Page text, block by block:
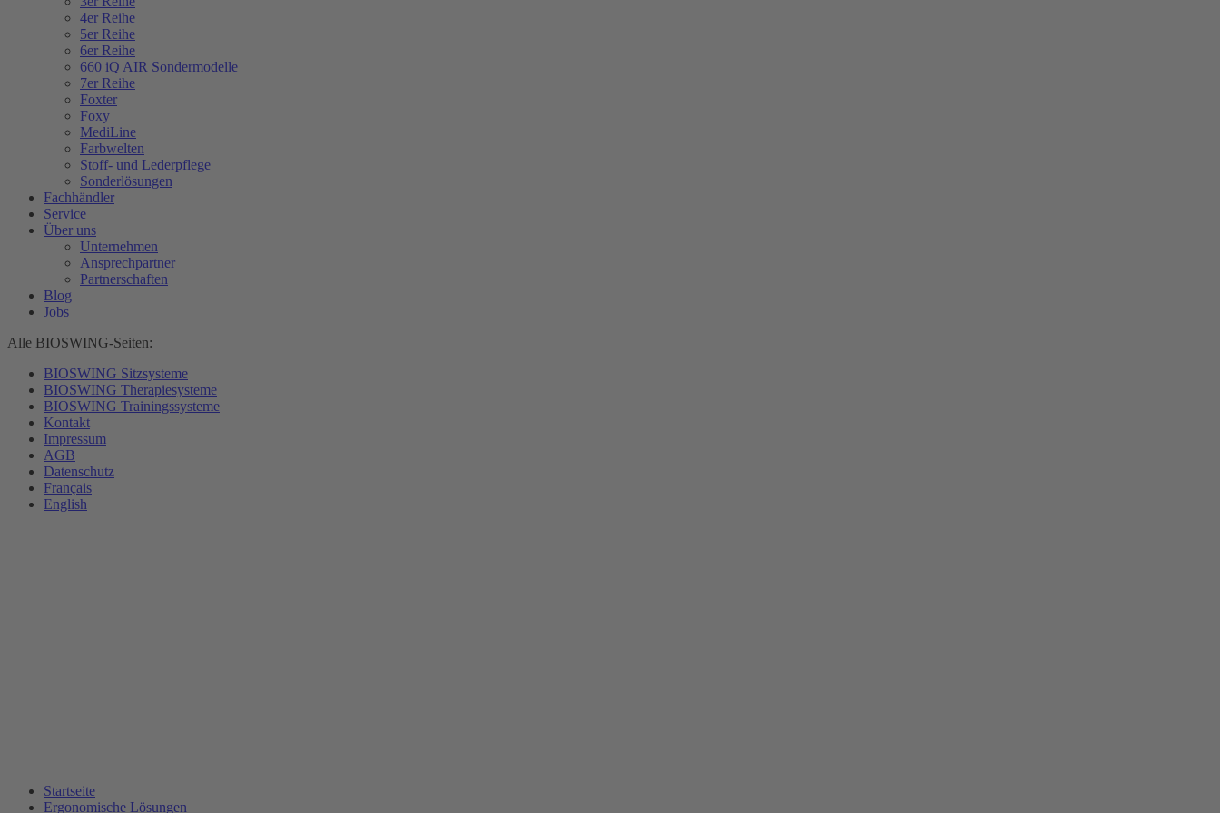
4er Reihe
5er Reihe
6er Reihe
660 iQ AIR Sondermodelle
7er Reihe
Foxter
Foxy
MediLine
Farbwelten
Stoff- und Lederpflege
Sonderlösungen
Fachhändler
Service
Über uns
Unternehmen
Ansprechpartner
Partnerschaften
Blog
Jobs
Alle BIOSWING-Seiten:
BIOSWING Sitzsysteme
BIOSWING Therapiesysteme
BIOSWING Trainingssysteme
Kontakt
Impressum
AGB
Datenschutz
Français
English
Startseite
Ergonomische Lösungen